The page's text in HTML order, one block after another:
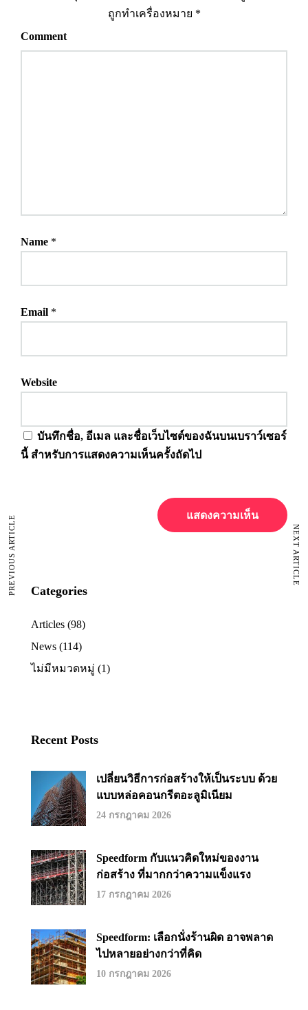
ถูกทำเครื่องหมาย *
Comment
Name *
Email *
Website
บันทึกชื่อ, อีเมล และชื่อเว็บไซต์ของฉันบนเบราว์เซอร์
นี้ สำหรับการแสดงความเห็นครั้งถัดไป
PREVIOUS ARTICLE NEXT ARTICLE
Categories
Articles (98)
News (114)
ไม่มีหมวดหมู่ (1)
Recent Posts
เปลี่ยนวิธีการก่อสร้างให้เป็นระบบ ด้วย
แบบหล่อคอนกรีตอะลูมิเนียม
24 กรกฎาคม 2026
Speedform กับแนวคิดใหม่ของงาน
ก่อสร้าง ที่มากกว่าความแข็งแรง
17 กรกฎาคม 2026
Speedform: เลือกนั่งร้านผิด อาจพลาด
ไปหลายอย่างกว่าที่คิด
10 กรกฎาคม 2026